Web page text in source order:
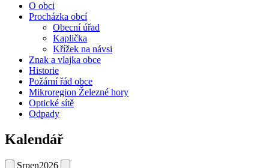
O obci
Procházka obcí
Obecní úřad
Kaplička
Křížek na návsi
Znak a vlajka obce
Historie
Požární řád obce
Mikroregion Železné hory
Optické sítě
Odpady
Kalendář
Srpen2026